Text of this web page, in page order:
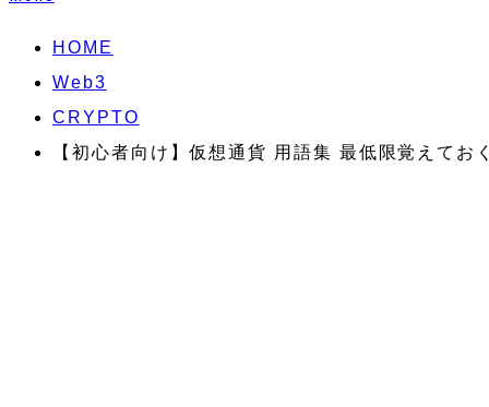
HOME
Web3
CRYPTO
【初心者向け】仮想通貨 用語集 最低限覚えてお